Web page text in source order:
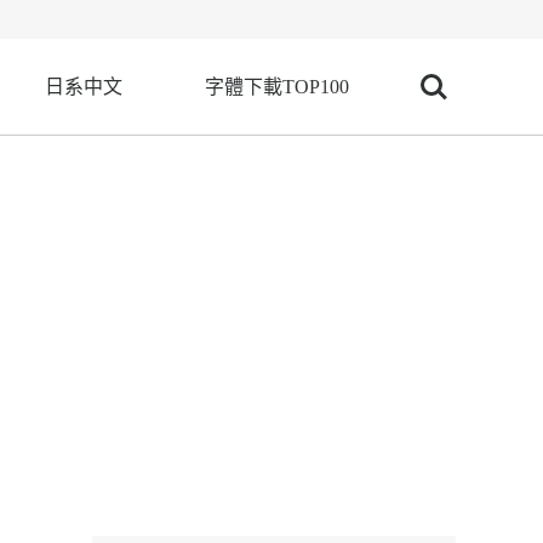
日系中文 字體下載TOP100